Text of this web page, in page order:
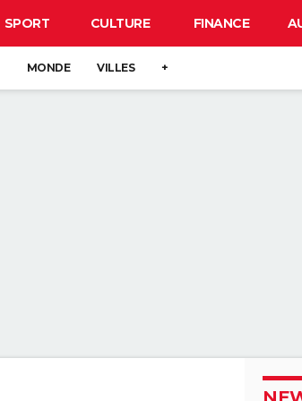
SPORT CULTURE FINANCE
MONDE VILLES +